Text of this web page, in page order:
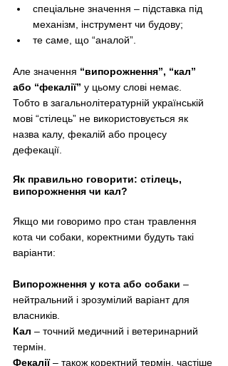
спеціальне значення – підставка під
механізм, інструмент чи будову;
те саме, що “аналой”.
Але значення “випорожнення”, “кал”
або “фекалії” у цьому слові немає.
Тобто в загальнолітературній українській
мові “стілець” не використовується як
назва калу, фекалій або процесу
дефекації.
Як правильно говорити: стілець,
випорожнення чи кал?
Якщо ми говоримо про стан травлення
кота чи собаки, коректними будуть такі
варіанти:
Випорожнення у кота або собаки –
нейтральний і зрозумілий варіант для
власників.
Кал – точний медичний і ветеринарний
термін.
Фекалії – також коректний термін, частіше